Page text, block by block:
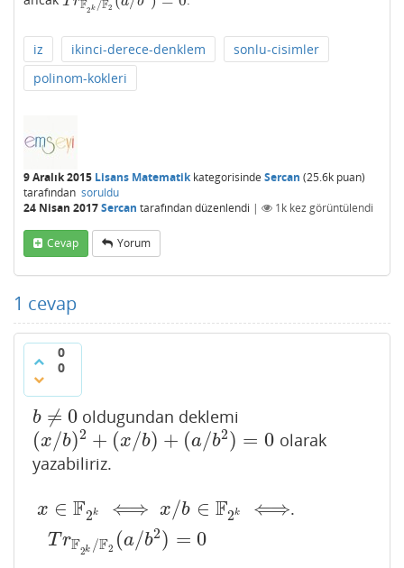
F2k /F2
iz ikinci-derece-denklem
sonlu-cisimler
polinom-kokleri
9 Aralık 2015 Lisans Matematikkategorisinde Sercan (25.6k puan)
tarafından soruldu
24 Nisan 2017Sercan tarafındandüzenlendi | 1k kez görüntülendi
Cevap Yorum
1 cevap
0
0
b ≠ 0
b ≠0 oldugundan deklemi
(x/b)2 + (x/b) + (a/b2) = 0
(x/b)2+( x/b )+(a/b2)= 0
olarak
yazabiliriz.
x ∈ F2k ⟺ x/b ∈ F2k ⟺
T rF2k /F2 (a/b2 ) = 0
x∈F 2k⟺ x/b∈F 2k⟺ Tr F2k/ 2(a/b2.